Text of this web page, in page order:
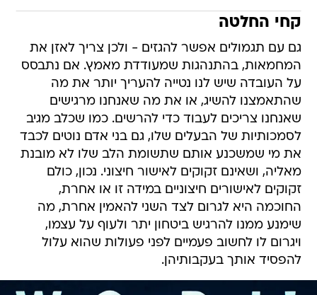
קחי החלטה
גם עם תגמולים אפשר להגזים - ולכן צריך לאזן את
המחמאות, בהתנהגות שמעודדת מאמץ. אם נתבסס
על העובדה שיש לנו נטייה להעריך יותר את מה
שהתאמצנו להשיג, או את מה שאנחנו מרגישים
שאנחנו צריכים לעבוד כדי להרשים. כמו שכלב מגיב
לסמכותיות של הבעלים שלו, גם בני אדם נוטים לכבד
את מי שמשכנע אותם שתשומת הלב שלו לא מובנת
מאליה, ושאינם זקוקים לאישור חיצוני. נכון, כולם
זקוקים לאישורים חיצוניים במידה זו או אחרת,
החוכמה היא לגרום לצד השני להאמין אחרת, מה
שימנע ממנו להרגיש ביטחון יתר ולעוף על עצמו,
ויגרום לו לחשוב פעמיים לפני פעולות שהוא עלול
להפסיד אותך בעקבותיהן.